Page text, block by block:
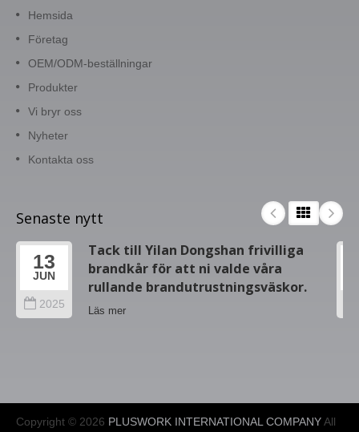
Hemsida
Företag
OEM/ODM-beställningar
Produkter
Vi bryr oss
Nyheter
Kontakta oss
Senaste nytt
13
JUN
2025
Tack till Yilan Dongshan frivilliga
brandkår för att ni valde våra
rullande brandutrustningsväskor.
Läs mer
Copyright © 2026 PLUSWORK INTERNATIONAL COMPANY All